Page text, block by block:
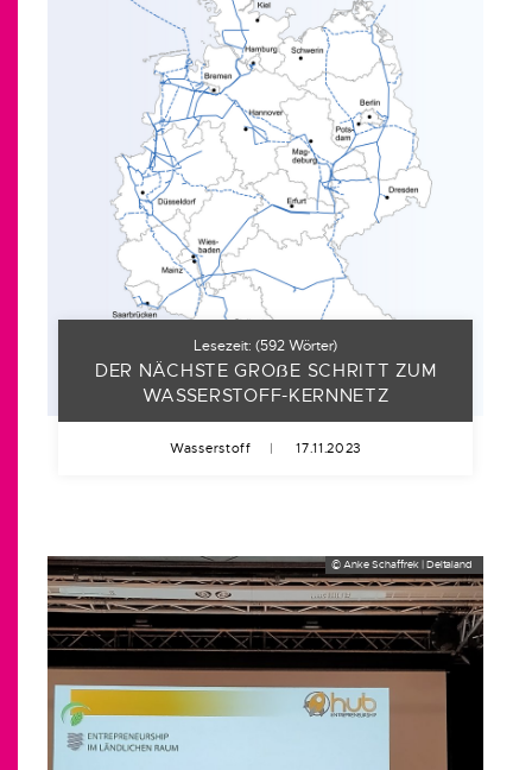
Lesezeit:(592Wörter)
DER NÄCHSTE GROẞE SCHRITT ZUM
WASSERSTOFF-KERNNETZ
Wasserstoff | 17.11.2023
© Anke Schaffrek | Deltaland